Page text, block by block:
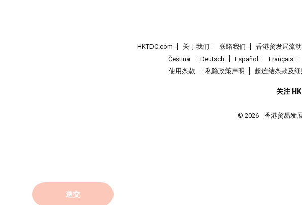
递交
HKTDC.com 关于我们 联络我们 香港贸发局流
Čeština
Deutsch Español Français
使用条款
私隐政策声明 超连结条款及细
关注
© 2026 香港贸易发